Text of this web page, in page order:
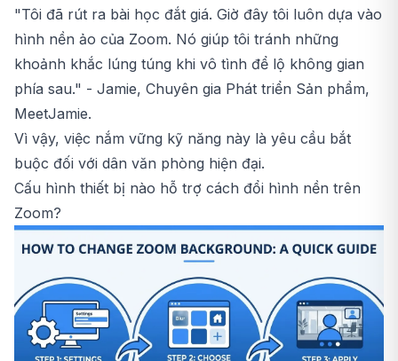
"Tôi đã rút ra bài học đắt giá. Giờ đây tôi luôn dựa vào
hình nền ảo của Zoom. Nó giúp tôi tránh những
khoảnh khắc lúng túng khi vô tình để lộ không gian
phía sau." - Jamie, Chuyên gia Phát triển Sản phẩm,
MeetJamie.
Vì vậy, việc nắm vững kỹ năng này là yêu cầu bắt
buộc đối với dân văn phòng hiện đại.
Cấu hình thiết bị nào hỗ trợ cách đổi hình nền trên
Zoom?